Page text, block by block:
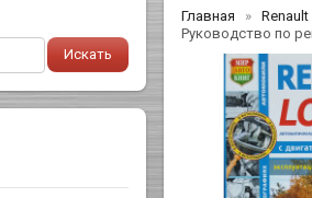
Главная Renault
Руководство по